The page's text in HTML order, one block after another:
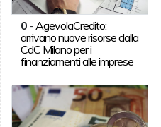
0- AgevolaCredito:
arrivano nuove risorse dalla
CdC Milano per i
finanziamenti alle imprese